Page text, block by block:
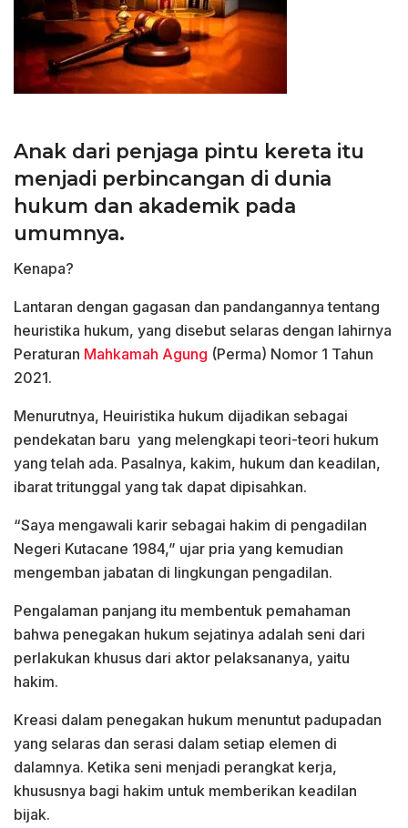
Anak dari penjaga pintu kereta itu
menjadi perbincangan di dunia
hukum dan akademik pada
umumnya.
Kenapa?
Lantaran dengan gagasan dan pandangannya tentang
heuristika hukum, yang disebut selaras dengan lahirnya
Peraturan Mahkamah Agung (Perma) Nomor 1 Tahun
2021.
Menurutnya, Heuiristika hukum dijadikan sebagai
pendekatan baru yang melengkapi teori-teori hukum
yang telah ada. Pasalnya, kakim, hukum dan keadilan,
ibarat tritunggal yang tak dapat dipisahkan.
“Saya mengawali karir sebagai hakim di pengadilan
Negeri Kutacane 1984,” ujar pria yang kemudian
mengemban jabatan di lingkungan pengadilan.
Pengalaman panjang itu membentuk pemahaman
bahwa penegakan hukum sejatinya adalah seni dari
perlakukan khusus dari aktor pelaksananya, yaitu
hakim.
Kreasi dalam penegakan hukum menuntut padupadan
yang selaras dan serasi dalam setiap elemen di
dalamnya. Ketika seni menjadi perangkat kerja,
khususnya bagi hakim untuk memberikan keadilan
bijak.